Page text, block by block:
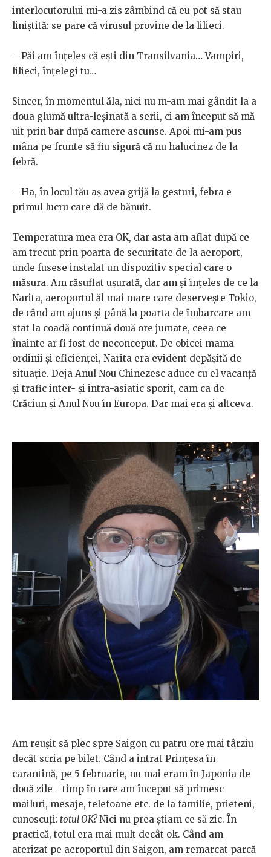
interlocutorului mi-a zis zâmbind că eu pot să stau
liniştită: se pare că virusul provine de la lilieci.
—Păi am înțeles că eşti din Transilvania… Vampiri,
lilieci, înțelegi tu…
Sincer, în momentul ăla, nici nu m-am mai gândit la a
doua glumă ultra-leşinată a serii, ci am început să mă
uit prin bar după camere ascunse. Apoi mi-am pus
mâna pe frunte să fiu sigură că nu halucinez de la
febră.
—Ha, în locul tău aş avea grijă la gesturi, febra e
primul lucru care dă de bănuit.
Temperatura mea era OK, dar asta am aflat după ce
am trecut prin poarta de securitate de la aeroport,
unde fusese instalat un dispozitiv special care o
măsura. Am răsuflat uşurată, dar am şi ȋnțeles de ce la
Narita, aeroportul ăl mai mare care deserveşte Tokio,
de cȃnd am ajuns și până la poarta de ȋmbarcare am
stat la coadă continuă două ore jumate, ceea ce
înainte ar fi fost de neconceput. De obicei mama
ordinii şi eficienței, Narita era evident depăşită de
situație. Deja Anul Nou Chinezesc aduce cu el vacanță
şi trafic inter- şi intra-asiatic sporit, cam ca de
Crăciun şi Anul Nou ȋn Europa. Dar mai era şi altceva.
Am reuşit să plec spre Saigon cu patru ore mai târziu
decȃt scria pe bilet. Cȃnd a intrat Prințesa ȋn
carantină, pe 5 februarie, nu mai eram ȋn Japonia de
două zile - timp ȋn care am început să primesc
mailuri, mesaje, telefoane etc. de la familie, prieteni,
cunoscuți: totul OK?Nici nu prea ştiam ce să zic. În
practică, totul era mai mult decât ok. Când am
aterizat pe aeroportul din Saigon, am remarcat parcă